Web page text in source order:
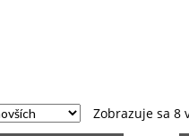
Zobrazuje sa 8